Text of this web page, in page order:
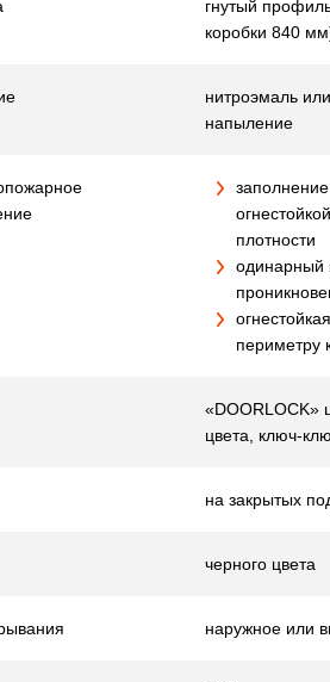
гнутый
коробки 840
нитроэмаль
напыление
плотности
одинарный
периметру
«DOORLOCK»
цвета, ключ-
на закрытых
черного цвета
наружное или